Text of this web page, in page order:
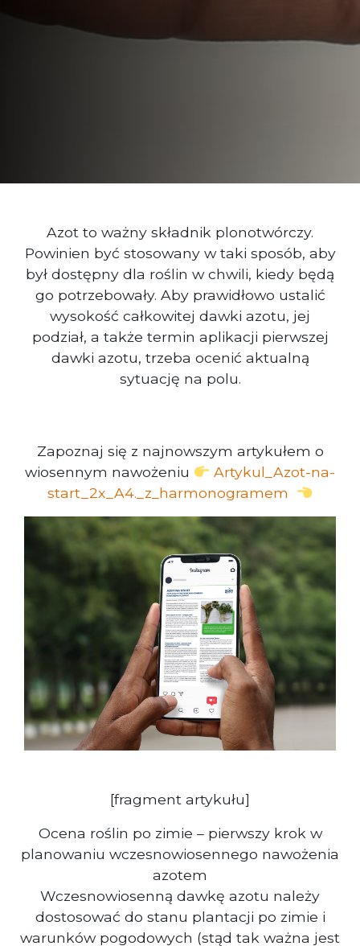
Azot to ważny składnik plonotwórczy.
Powinien być stosowany w taki sposób, aby
był dostępny dla roślin w chwili, kiedy będą
go potrzebowały. Aby prawidłowo ustalić
wysokość całkowitej dawki azotu, jej
podział, a także termin aplikacji pierwszej
dawki azotu, trzeba ocenić aktualną
sytuację na polu.
Zapoznaj się z najnowszym artykułem o
wiosennym nawożeniu
Artykul_Azot-na-
start_2x_A4._z_harmonogramem
[fragment artykułu]
Ocena roślin po zimie – pierwszy krok w
planowaniu wczesnowiosennego nawożenia
azotem
Wczesnowiosenną dawkę azotu należy
dostosować do stanu plantacji po zimie i
warunków pogodowych (stąd tak ważna jest